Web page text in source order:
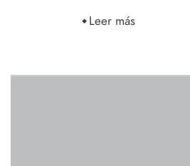
Leer más